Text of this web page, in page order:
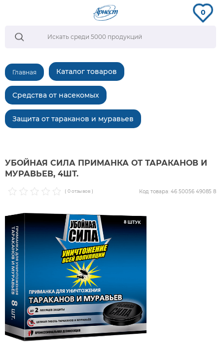
0
Главная Каталог товаров
Средства от насекомых
Защита от тараканов и муравьев
УБОЙНАЯ СИЛА ПРИМАНКА ОТ ТАРАКАНОВ И
МУРАВЬЕВ, 4ШТ.
( 0 отзывов ) Код товара: 46 50056 49085 8